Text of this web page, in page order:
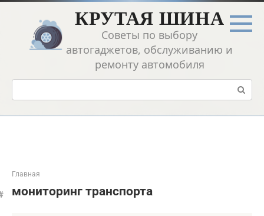
Перейти
контенту
КРУТАЯ ШИНА
Советы по выбору
автогаджетов, обслуживанию и
ремонту автомобиля
Поиск:
Главная
мониторинг транспорта